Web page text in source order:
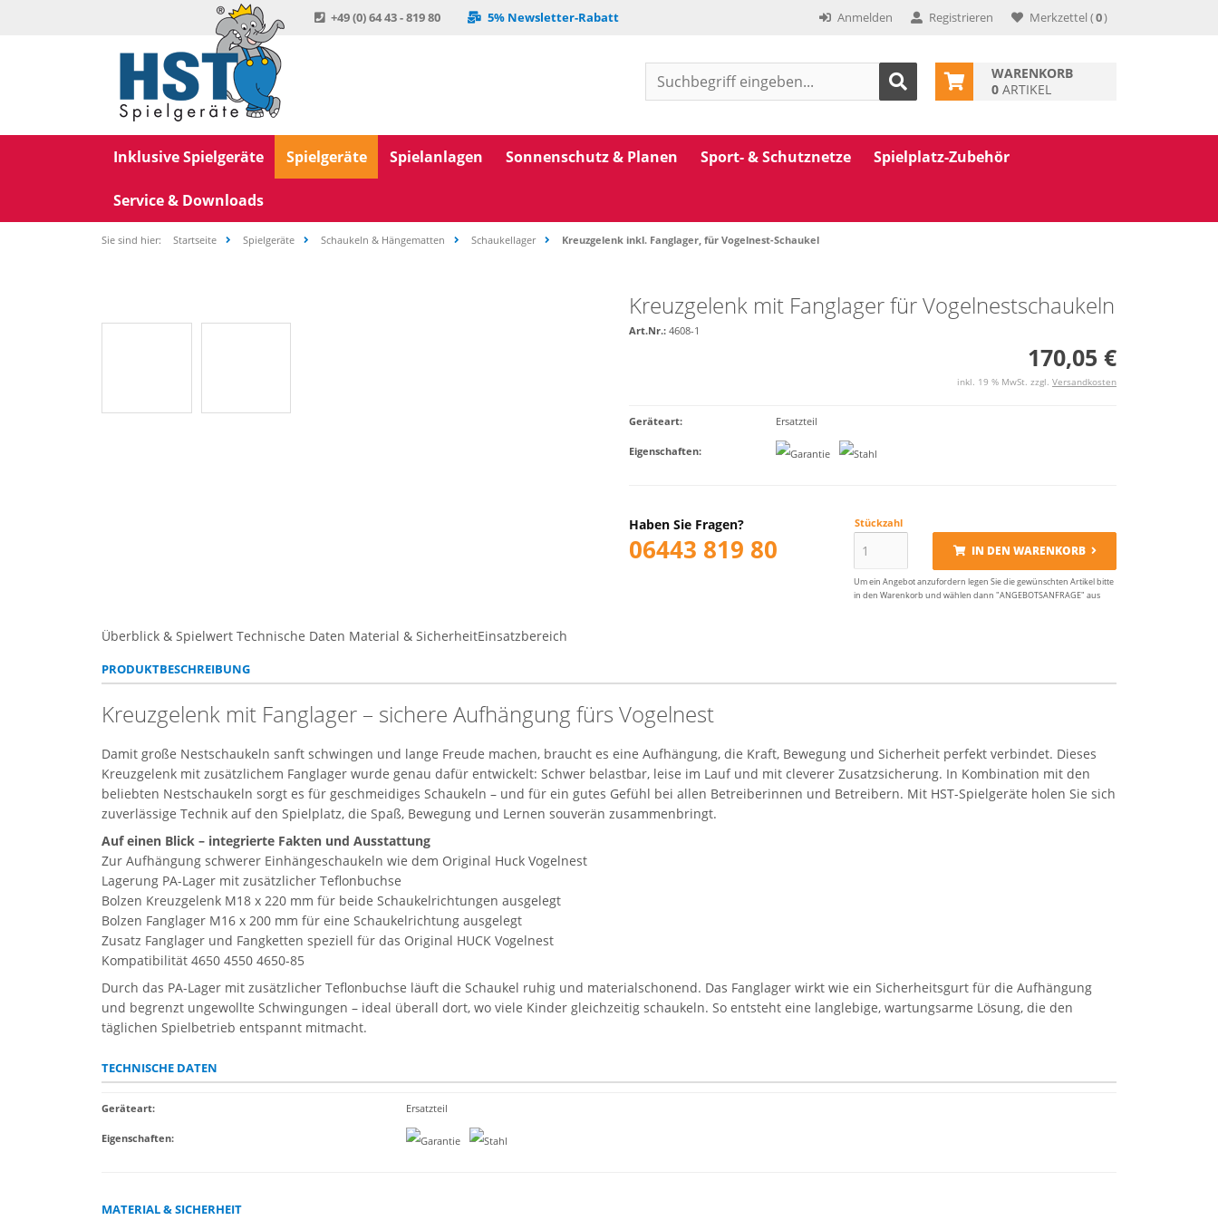
+49 (0) 64 43 - 819 80 5% Newsletter-Rabatt Merkzettel (0)
Registrieren
Anmelden
WARENKORB
0 ARTIKEL
Inklusive Spielgeräte Spielgeräte Spielanlagen Sonnenschutz & Planen Sport- & Schutznetze Spielplatz-Zubehör
Service & Downloads
Sie sind hier: Startseite Spielgeräte Schaukeln & Hängematten Schaukellager Kreuzgelenk inkl. Fanglager, für Vogelnest-Schaukel
Kreuzgelenk mit Fanglager für Vogelnestschaukeln
Art.Nr.: 4608-1
170,05 €
inkl. 19 % MwSt. zzgl. Versandkosten
Geräteart: Ersatzteil
Eigenschaften:
Stückzahl
IN DEN WARENKORB
Um ein Angebot anzufordern legen Sie die gewünschten Artikel bitte
in den Warenkorb und wählen dann "ANGEBOTSANFRAGE" aus
Haben Sie Fragen?
06443 819 80
Überblick & Spielwert Technische Daten Material & SicherheitEinsatzbereich
PRODUKTBESCHREIBUNG
Kreuzgelenk mit Fanglager – sichere Aufhängung fürs Vogelnest
Damit große Nestschaukeln sanft schwingen und lange Freude machen, braucht es eine Aufhängung, die Kraft, Bewegung und Sicherheit perfekt verbindet. Dieses
Kreuzgelenk mit zusätzlichem Fanglager wurde genau dafür entwickelt: Schwer belastbar, leise im Lauf und mit cleverer Zusatzsicherung. In Kombination mit den
beliebten Nestschaukeln sorgt es für geschmeidiges Schaukeln – und für ein gutes Gefühl bei allen Betreiberinnen und Betreibern. Mit HST-Spielgeräte holen Sie sich
zuverlässige Technik auf den Spielplatz, die Spaß, Bewegung und Lernen souverän zusammenbringt.
Auf einen Blick – integrierte Fakten und Ausstattung
Zur Aufhängung schwerer Einhängeschaukeln wie dem Original Huck Vogelnest
Lagerung PA-Lager mit zusätzlicher Teflonbuchse
Bolzen Kreuzgelenk M18 x 220 mm für beide Schaukelrichtungen ausgelegt
Bolzen Fanglager M16 x 200 mm für eine Schaukelrichtung ausgelegt
Zusatz Fanglager und Fangketten speziell für das Original HUCK Vogelnest
Kompatibilität 4650 4550 4650-85
Durch das PA-Lager mit zusätzlicher Teflonbuchse läuft die Schaukel ruhig und materialschonend. Das Fanglager wirkt wie ein Sicherheitsgurt für die Aufhängung
und begrenzt ungewollte Schwingungen – ideal überall dort, wo viele Kinder gleichzeitig schaukeln. So entsteht eine langlebige, wartungsarme Lösung, die den
täglichen Spielbetrieb entspannt mitmacht.
TECHNISCHE DATEN
Geräteart: Ersatzteil
Eigenschaften:
MATERIAL & SICHERHEIT